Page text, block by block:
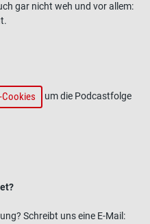
gar nicht weh und vor allem:
Cookies
um die Podcastfolge
Schreibt uns eine E-Mail: